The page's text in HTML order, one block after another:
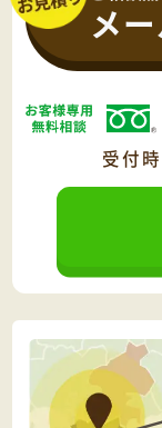
メ
受付